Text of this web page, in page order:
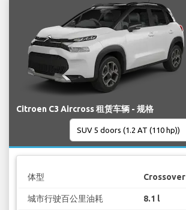
Citroen C3 Aircross 租赁车辆 - 规格
体型 Crossover
城市行驶百公里油耗 8.1 l